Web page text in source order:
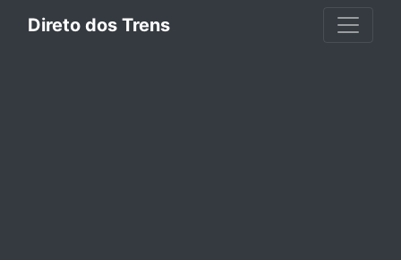
Direto dos Trens